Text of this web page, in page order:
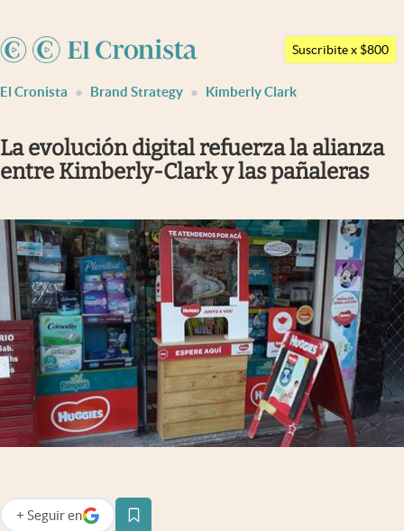
Argentina
Colombia
Uruguay
Members
Economía y Política
Mercados Online
Negocios
Columnistas
Otras secciones
Apertura
Infotechnology
Clase
Mundial 2026
Suscribite x $800
El Cronista Brand Strategy Kimberly Clark
La evolución digital refuerza la alianza
entre Kimberly-Clark y las pañaleras
+ Seguir en
abre en nueva pestaña